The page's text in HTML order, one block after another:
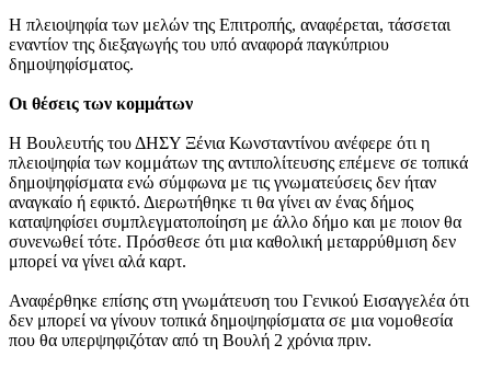
Η πλειοψηφία των μελών της Επιτροπής, αναφέρεται, τάσσεται
εναντίον της διεξαγωγής του υπό αναφορά παγκύπριου
δημοψηφίσματος.
Οι θέσεις των κομμάτων
Η Βουλευτής του ΔΗΣΥ Ξένια Κωνσταντίνου ανέφερε ότι η
πλειοψηφία των κομμάτων της αντιπολίτευσης επέμενε σε τοπικά
δημοψηφίσματα ενώ σύμφωνα με τις γνωματεύσεις δεν ήταν
αναγκαίο ή εφικτό. Διερωτήθηκε τι θα γίνει αν ένας δήμος
καταψηφίσει συμπλεγματοποίηση με άλλο δήμο και με ποιον θα
συνενωθεί τότε. Πρόσθεσε ότι μια καθολική μεταρρύθμιση δεν
μπορεί να γίνει αλά καρτ.
Αναφέρθηκε επίσης στη γνωμάτευση του Γενικού Εισαγγελέα ότι
δεν μπορεί να γίνουν τοπικά δημοψηφίσματα σε μια νομοθεσία
που θα υπερψηφιζόταν από τη Βουλή 2 χρόνια πριν.